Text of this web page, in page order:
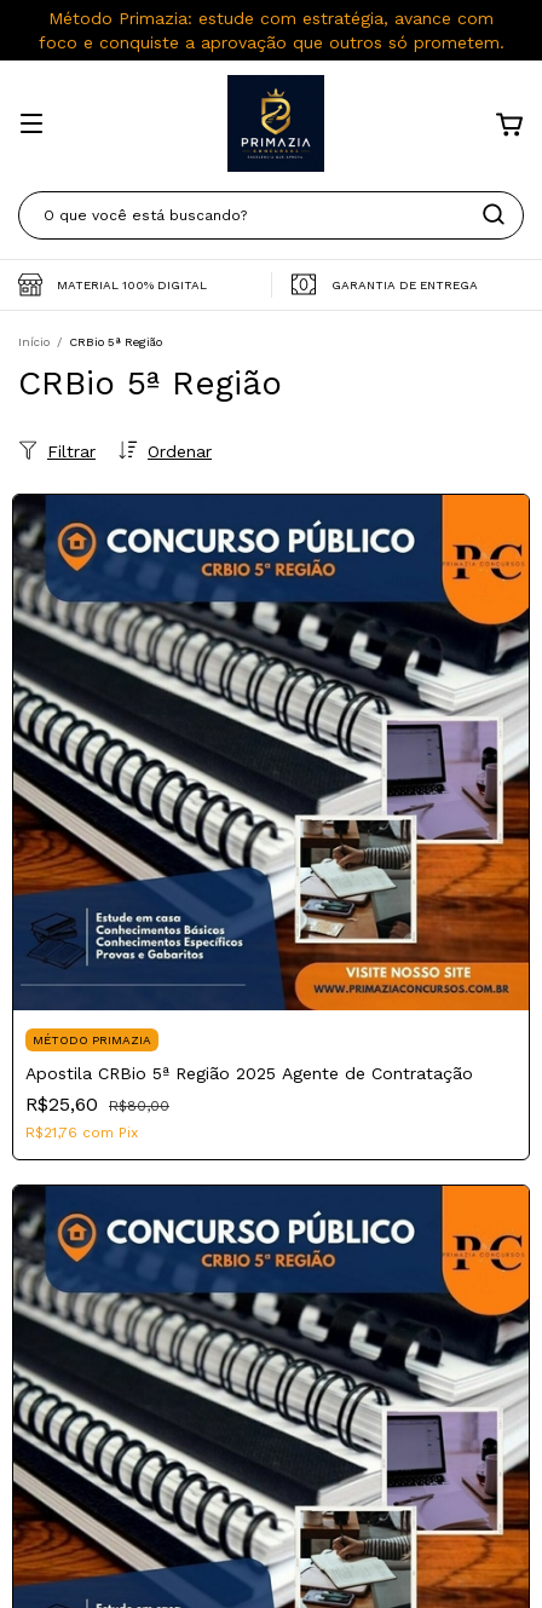
Método Primazia: estude com estratégia, avance com
foco e conquiste a aprovação que outros só prometem.
MATERIAL 100% DIGITAL GARANTIA DE ENTREGA
Início / CRBio 5ª Região
CRBio 5ª Região
Ordenar
Filtrar
MÉTODO PRIMAZIA
Apostila CRBio 5ª Região 2025 Agente de Contratação
R$25,60
R$80,00
R$21,76 com Pix